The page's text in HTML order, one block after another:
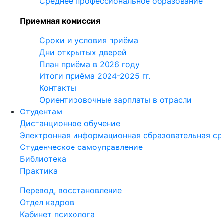
Приемная комиссия
Сроки и условия приёма
Дни открытых дверей
План приёма в 2026 году
Итоги приёма 2024-2025 гг.
Контакты
Ориентировочные зарплаты в отрасли
Студентам
Дистанционное обучение
Электронная информационная образовательная
Студенческое самоуправление
Библиотека
Практика
Перевод, восстановление
Отдел кадров
Кабинет психолога